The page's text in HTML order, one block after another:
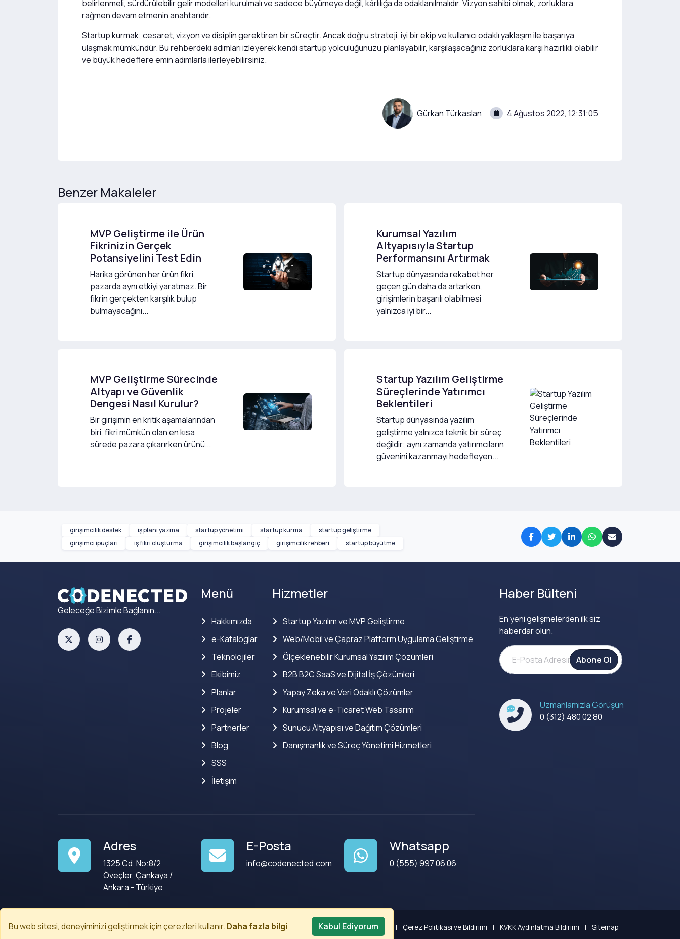
belirlenmeli, sürdürülebilir gelir modelleri kurulmalı ve sadece büyümeye değil, kârlılığa da odaklanılmalıdır. Vizyon sahibi olmak, zorluklara
rağmen devam etmenin anahtarıdır.
Startup kurmak; cesaret, vizyon ve disiplin gerektiren bir süreçtir. Ancak doğru strateji, iyi bir ekip ve kullanıcı odaklı yaklaşım ile başarıya
ulaşmak mümkündür. Bu rehberdeki adımları izleyerek kendi startup yolculuğunuzu planlayabilir, karşılaşacağınız zorluklara karşı hazırlıklı olabilir
ve büyük hedeflere emin adımlarla ilerleyebilirsiniz.
Gürkan Türkaslan 4 Ağustos 2022, 12:31:05
Benzer Makaleler
MVP Geliştirme ile Ürün
Fikrinizin Gerçek
Potansiyelini Test Edin
Harika görünen her ürün fikri,
pazarda aynı etkiyi yaratmaz. Bir
fikrin gerçekten karşılık bulup
bulmayacağını...
Kurumsal Yazılım
Altyapısıyla Startup
Performansını Artırmak
Startup dünyasında rekabet her
geçen gün daha da artarken,
girişimlerin başarılı olabilmesi
yalnızca iyi bir...
MVP Geliştirme Sürecinde
Altyapı ve Güvenlik
Dengesi Nasıl Kurulur?
Bir girişimin en kritik aşamalarından
biri, fikri mümkün olan en kısa
sürede pazara çıkarırken ürünü...
Startup Yazılım Geliştirme
Süreçlerinde Yatırımcı
Beklentileri
Startup dünyasında yazılım
geliştirme yalnızca teknik bir süreç
değildir; aynı zamanda yatırımcıların
güvenini kazanmayı hedefleyen...
girişimcilik destek iş planı yazma startup yönetimi startup kurma
startup geliştirme
girişimci ipuçları
iş fikri oluşturma girişimcilik başlangıç girişimcilik rehberi startup büyütme
Geleceğe Bizimle Bağlanın...
Menü
Hakkımızda
e-Kataloglar
Teknolojiler
Ekibimiz
Planlar
Projeler
Partnerler
Blog
SSS
İletişim
Hizmetler
Startup Yazılım ve MVP Geliştirme
Web/Mobil ve Çapraz Platform Uygulama Geliştirme
Ölçeklenebilir Kurumsal Yazılım Çözümleri
B2B B2C SaaS ve Dijital İş Çözümleri
Yapay Zeka ve Veri Odaklı Çözümler
Kurumsal ve e-Ticaret Web Tasarım
Sunucu Altyapısı ve Dağıtım Çözümleri
Danışmanlık ve Süreç Yönetimi Hizmetleri
Adres
1325 Cd. No:8/2
Öveçler, Çankaya /
Ankara - Türkiye
E-Posta
info@codenected.com
Whatsapp
0 (555) 997 06 06
Haber Bülteni
En yeni gelişmelerden ilk siz
haberdar olun.
Abone Ol
Uzmanlamızla Görüşün
0 (312) 480 02 80
© 2008-2026Codenected. Tüm Hakları Saklıdır. Kullanım Koşulları | Gizlilik Politikası | Çerez Politikası ve Bildirimi | KVKK Aydınlatma Bildirimi | Sitemap
Bu web sitesi, deneyiminizi geliştirmek için çerezleri kullanır. Daha fazla bilgi Kabul Ediyorum